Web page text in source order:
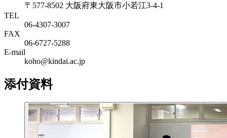
〒577-8502 大阪府東大阪市小若江3-4-1
TEL
06‐4307‐3007
FAX
06‐6727‐5288
E-mail
koho@kindai.ac.jp
添付資料